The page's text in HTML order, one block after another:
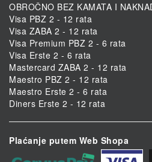
OBROČNO BEZ KAMATA I
Visa PBZ 2 - 12 rata
Visa ZABA 2 - 12 rata
Visa Premium PBZ 2 - 6 rata
Visa Erste 2 - 6 rata
Mastercard ZABA 2 - 12 rata
Maestro PBZ 2 - 12 rata
Maestro Erste 2 - 6 rata
Diners Erste 2 - 12 rata
Plaćanje putem Web Shopa